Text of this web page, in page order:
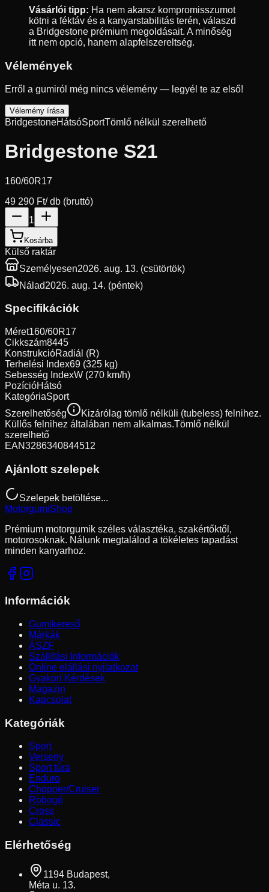
Vásárlói tipp: Ha nem akarsz kompromisszumot
kötni a féktáv és a kanyarstabilitás terén, válaszd
a Bridgestone prémium megoldásait. A minőség
itt nem opció, hanem alapfelszereltség.
Vélemények
Erről a gumiról még nincs vélemény — legyél te az első!
Vélemény írása
BridgestoneHátsóSportTömlő nélkül szerelhető
Bridgestone S21
160/60R17
49 290 Ft/ db (bruttó)
1
Kosárba
Külső raktár
Személyesen2026. aug. 13. (csütörtök)
Nálad2026. aug. 14. (péntek)
Specifikációk
Méret160/60R17
Cikkszám8445
KonstrukcióRadiál (R)
Terhelési Index69 (325 kg)
Sebesség IndexW (270 km/h)
PozícióHátsó
KategóriaSport
Szerelhetőség
Kizárólag tömlő nélküli (tubeless) felnihez.
Küllős felnihez általában nem alkalmas.Tömlő nélkül
szerelhető
EAN3286340844512
Ajánlott szelepek
Szelepek betöltése...
MotorgumiShop
Prémium motorgumik széles választéka, szakértőktől,
motorosoknak. Nálunk megtalálod a tökéletes tapadást
minden kanyarhoz.
Információk
Gumikereső
Márkák
ÁSZF
Szállítási Információk
Online elállási nyilatkozat
Gyakori Kérdések
Magazin
Kapcsolat
Kategóriák
Sport
Verseny
Sport túra
Enduro
Chopper/Cruiser
Robogó
Cross
Classic
Elérhetőség
1194 Budapest,
Méta u. 13.